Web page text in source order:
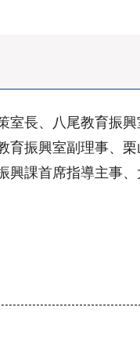
長、八尾教育振
振興室副理事、
課首席指導主事